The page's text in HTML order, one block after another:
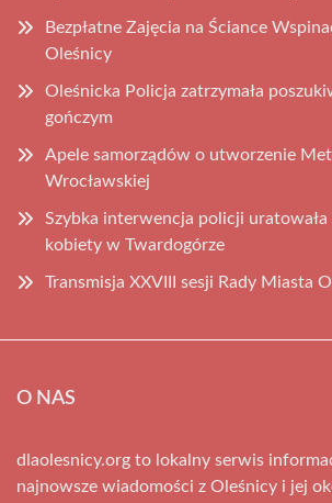
Bezpłatne Zajęcia na Ściance
Oleśnicy
Oleśnicka Policja zatrzymała
gończym
Apele samorządów o utworzenie
Wrocławskiej
Szybka interwencja policji
kobiety w Twardogórze
Transmisja XXVIII sesji Rady Miasta
O NAS
dlaolesnicy.org to lokalny serwis
najnowsze wiadomości z Oleśnicy i jej